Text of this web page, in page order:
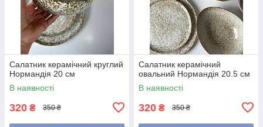
Салатник керамічний круглий
Нормандія 20 см
В наявності
320 ₴ 350 ₴
Салатник керамічний
овальний Нормандія 20.5 см
В наявності
320 ₴ 350 ₴